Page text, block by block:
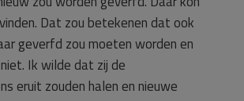
Dat zou betekenen dat ook
geverfd zou moeten worden en
Ik wilde dat zij de
eruit zouden halen en nieuwe